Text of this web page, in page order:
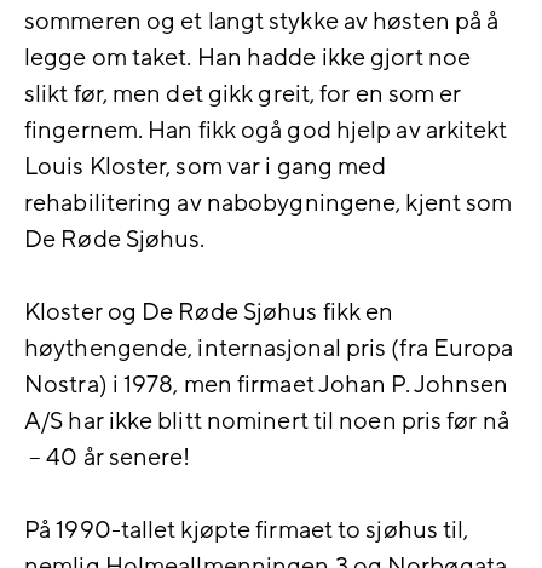
sommeren og et langt stykke av høsten på å
legge om taket. Han hadde ikke gjort noe
slikt før, men det gikk greit, for en som er
fingernem. Han fikk ogå god hjelp av arkitekt
Louis Kloster, som var i gang med
rehabilitering av nabobygningene, kjent som
De Røde Sjøhus.
Kloster og De Røde Sjøhus fikk en
høythengende, internasjonal pris (fra Europa
Nostra) i 1978, men firmaet Johan P. Johnsen
A/S har ikke blitt nominert til noen pris før nå
– 40 år senere!
På 1990-tallet kjøpte firmaet to sjøhus til,